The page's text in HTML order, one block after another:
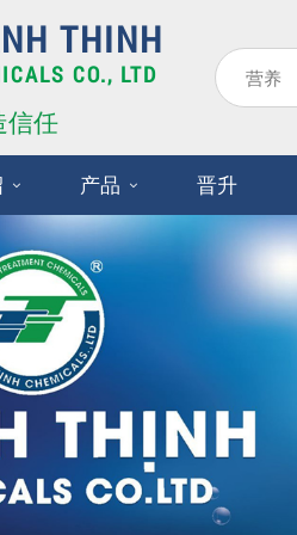
THINH
CO., LTD
信任
产品 晋升